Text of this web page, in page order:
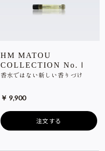
HM MATOU
COLLECTION No.Ⅰ
香水ではない新しい香りづけ
￥ 9,900
注文する